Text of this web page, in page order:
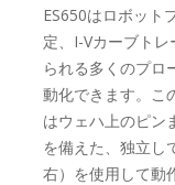
ES650はロボット
定、I-Vカーブト
られる多くのプロ
動化できます。こ
はウェハ上のピン
を備えた、独立し
右）を使用して動